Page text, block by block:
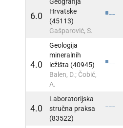
6.0
Hrvatske
(45113)
Gašparović, S.
4.0
Geologija
mineralnih
ležišta (40945)
Balen, D.; Čobić,
A.
4.0
Laboratorijska
stručna praksa
(83522)